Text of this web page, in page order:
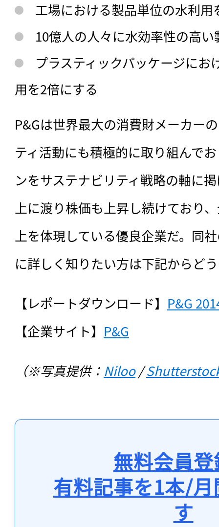
工場における製品単位の水利用
10億人の人々に水効率性の高
プラスティックパッケージにお
用を2倍にする
P&Gは世界最大の消費財メーカー
ティ活動にも積極的に取り組んで
ンをサステナビリティ戦略の軸に
上に渡り株価も上昇し続けており
上を体現している優良企業だ。同
に詳しく知りたい方は下記からど
【レポートダウンロード】 P&G
【企業サイト】 P&G
（※写真提供： Niloo /
無料会員
有料記事を1本/
す